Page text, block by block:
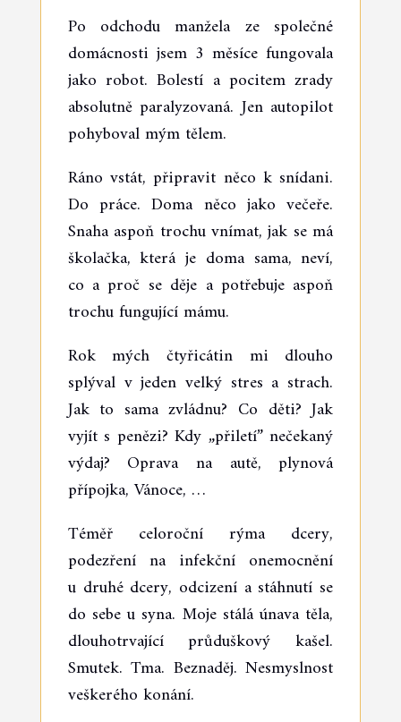
Po odchodu manžela ze společné
domácnosti jsem 3 měsíce fungovala
jako robot. Bolestí a pocitem zrady
absolutně paralyzovaná. Jen autopilot
pohyboval mým tělem.
Ráno vstát, připravit něco k snídani.
Do práce. Doma něco jako večeře.
Snaha aspoň trochu vnímat, jak se má
školačka, která je doma sama, neví,
co a proč se děje a potřebuje aspoň
trochu fungující mámu.
Rok mých čtyřicátin mi dlouho
splýval v jeden velký stres a strach.
Jak to sama zvládnu? Co děti? Jak
vyjít s penězi? Kdy „přiletí” nečekaný
výdaj? Oprava na autě, plynová
přípojka, Vánoce, …
Téměř celoroční rýma dcery,
podezření na infekční onemocnění
u druhé dcery, odcizení a stáhnutí se
do sebe u syna. Moje stálá únava těla,
dlouhotrvající průduškový kašel.
Smutek. Tma. Beznaděj. Nesmyslnost
veškerého konání.